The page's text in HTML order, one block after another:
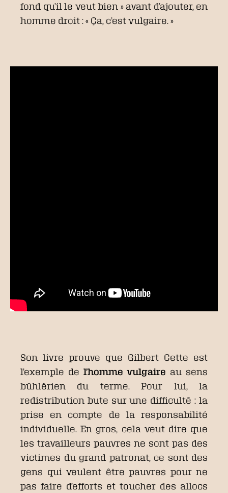
fond qu’il le veut bien » avant d’ajouter, en
homme droit : « Ça, c’est vulgaire. »
Son livre prouve que Gilbert Cette est
l’exemple de l’homme vulgaire au sens
bühlérien du terme. Pour lui, la
redistribution bute sur une difficulté : la
prise en compte de la responsabilité
individuelle. En gros, cela veut dire que
les travailleurs pauvres ne sont pas des
victimes du grand patronat, ce sont des
gens qui veulent être pauvres pour ne
pas faire d’efforts et toucher des allocs